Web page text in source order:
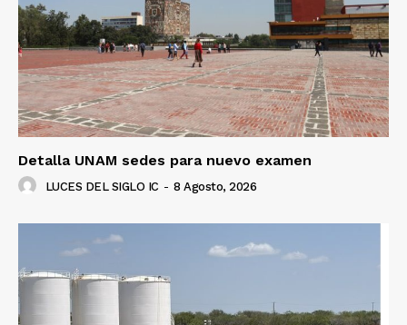
Detalla UNAM sedes para nuevo examen
LUCES DEL SIGLO IC - 8 Agosto, 2026